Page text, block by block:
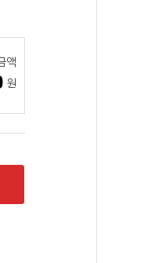
액
원